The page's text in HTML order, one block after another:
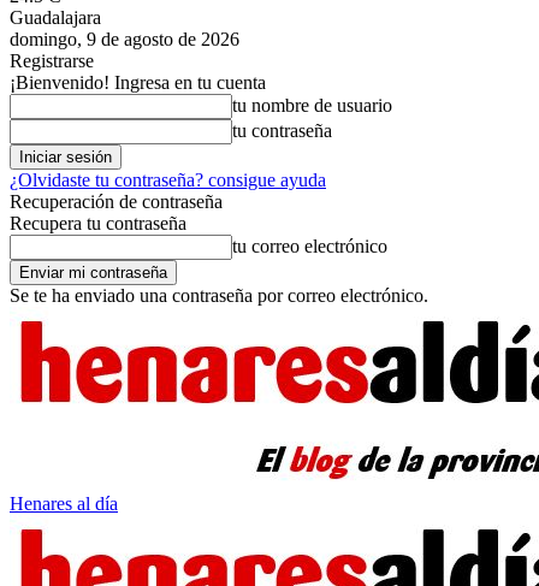
Guadalajara
domingo, 9 de agosto de 2026
Registrarse
¡Bienvenido! Ingresa en tu cuenta
tu nombre de usuario
tu contraseña
¿Olvidaste tu contraseña? consigue ayuda
Recuperación de contraseña
Recupera tu contraseña
tu correo electrónico
Se te ha enviado una contraseña por correo electrónico.
Henares al día